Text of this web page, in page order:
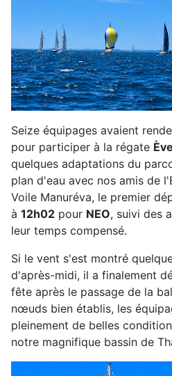
Seize équipages avaient
pour participer à la régate
quelques adaptations du
plan d'eau avec nos amis de
Voile Manuréva, le premier
à 12h02 pour NEO, suivi des
leur temps compensé.
Si le vent s'est montré
d'après-midi, il a finalement
fête après le passage de la
nœuds bien établis, les
pleinement de belles
notre magnifique bassin de